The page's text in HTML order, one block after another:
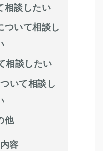
相談したい
ついて相談し
相談したい
いて相談し
他
容